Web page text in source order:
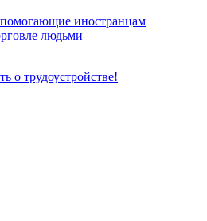
иностранцам
людьми
о трудоустройстве!